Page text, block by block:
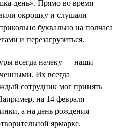
день». Прямо во время
окрошку и слушали
буквально на полчаса
и перезагрузиться.
всегда начеку — наши
Их всегда
сотрудник мог принять
на 14 февраля
а на день рождения
ярмарке.